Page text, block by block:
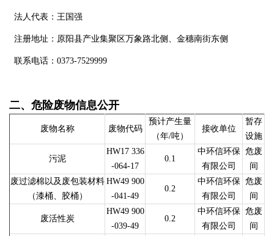
法人代表：王国强
注册地址：原阳县产业集聚区万象路北侧、金穗南街东侧
联系电话：0373-7529999
二、危险废物信息公开
废物名称 废物代码
预计产生量
（年/吨）
接收单位
暂存
设施
污泥
HW17 336
-064-17
0.1
中环信环保
有限公司
危废
间
废过滤棉以及废包装材料
（漆桶、胶桶）
HW49 900
-041-49
0.2
中环信环保
有限公司
危废
间
废活性炭
HW49 900
-039-49
0.2
中环信环保
有限公司
危废
间